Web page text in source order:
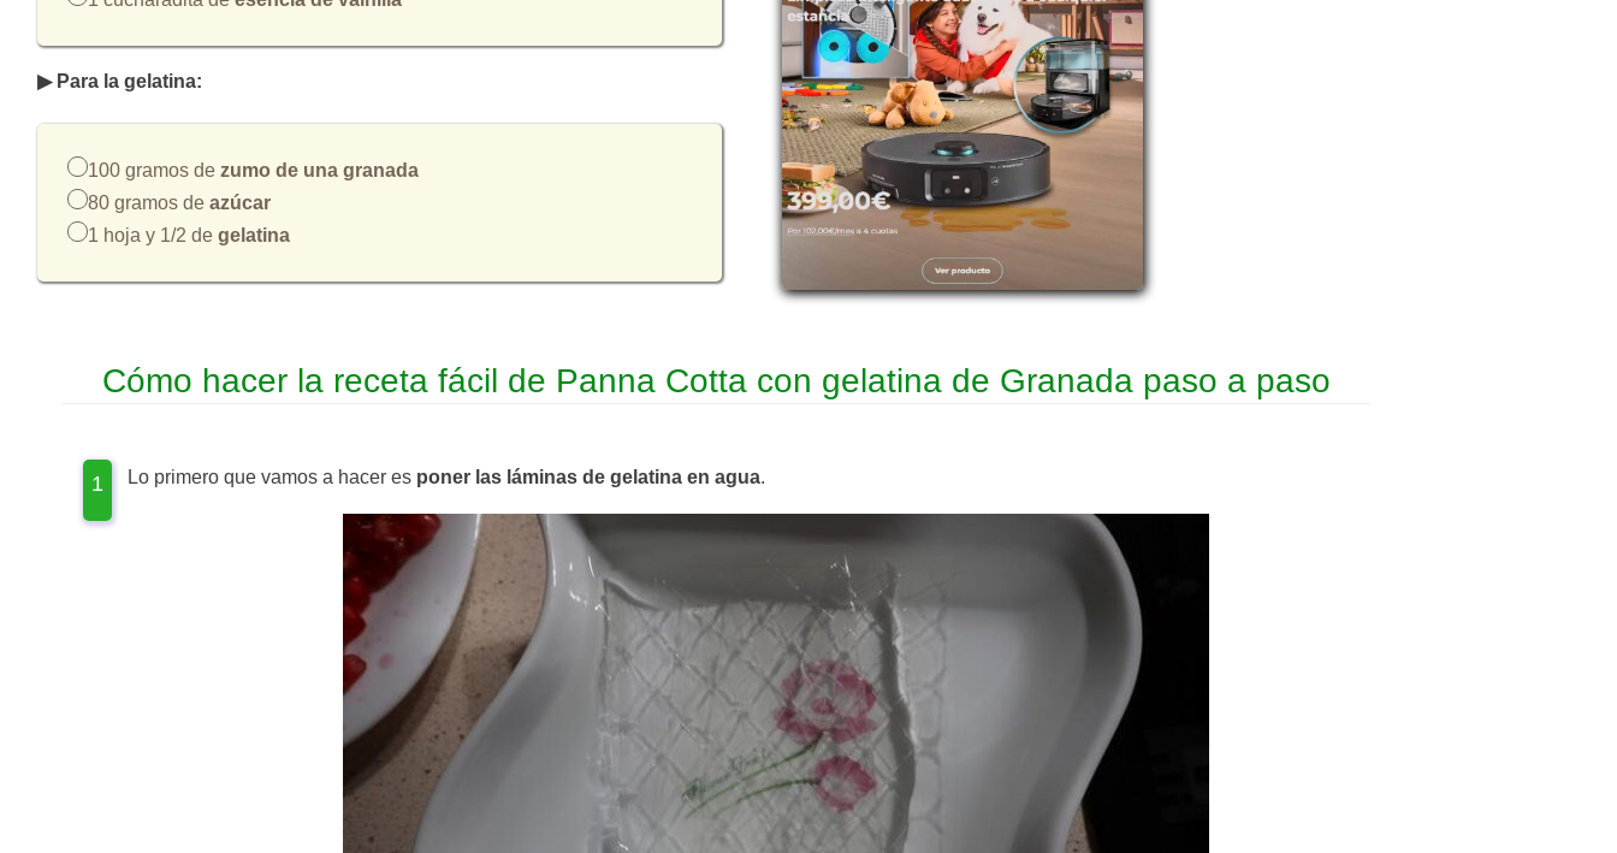
▶ Para la gelatina:
100 gramos de zumo de una granada
80 gramos de azúcar
1 hoja y 1/2 de gelatina
Cómo hacer la receta fácil de Panna Cotta con gelatina de Granada paso a paso
Lo primero que vamos a hacer es poner las láminas de gelatina en agua.